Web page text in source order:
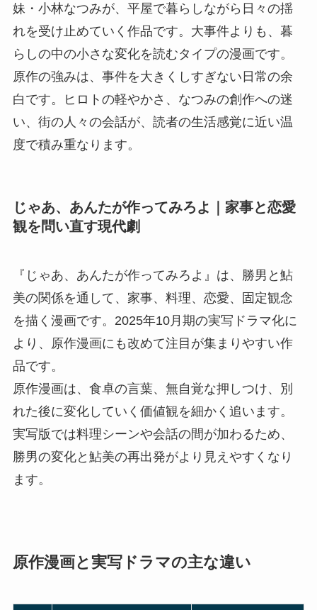
妹・小林なつみが、平屋で暮らしながら日々の揺
れを受け止めていく作品です。大事件よりも、暮
らしの中の小さな変化を読むタイプの漫画です。
原作の強みは、事件を大きくしすぎない日常の余
白です。ヒロトの軽やかさ、なつみの創作への迷
い、街の人々の会話が、読者の生活感覚に近い温
度で積み重なります。
じゃあ、あんたが作ってみろよ｜家事と恋愛
観を問い直す現代劇
『じゃあ、あんたが作ってみろよ』は、勝男と鮎
美の関係を通して、家事、料理、恋愛、固定観念
を描く漫画です。2025年10月期の実写ドラマ化に
より、原作漫画にも改めて注目が集まりやすい作
品です。
原作漫画は、食卓の言葉、無自覚な押しつけ、別
れた後に変化していく価値観を細かく追います。
実写版では料理シーンや会話の間が加わるため、
勝男の変化と鮎美の再出発がより見えやすくなり
ます。
原作漫画と実写ドラマの主な違い